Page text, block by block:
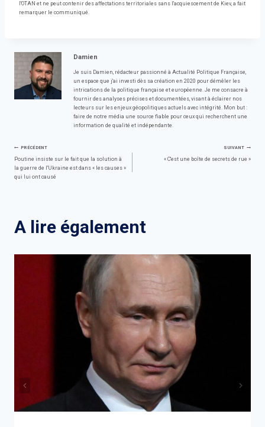
l'OTAN et ne peut contenir des affectations territoriales sans l'acquiescement de Kiev, a fait
remarquer le communiqué.
Damien
Je suis Damien, rédacteur passionné à Actualité Politique Française,
un espace que j'ai investi dès sa création en 2020 pour démêler les
intrications de la politique française et européenne. Je me consacre à
fournir des analyses précises et documentées, visant à éclairer nos
lecteurs sur les enjeux géopolitiques actuels avec intégrité. Mon but :
faire de notre média une source fiable pour ceux qui recherchent une
information de qualité et indépendante.
Navigation
de
PRÉCÉDENT
Poutine insiste sur le fait que la solution à
la guerre de l'Ukraine est dans « les causes »
qui lui ont causé
SUIVANT
« C'est une boîte de secrets de rue »
A lire également